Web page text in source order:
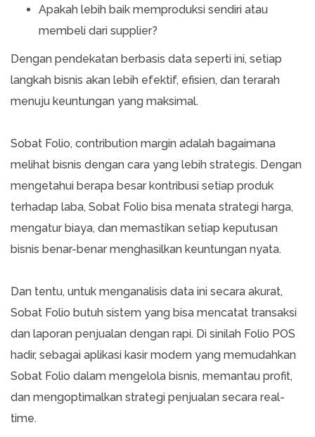
Apakah lebih baik memproduksi sendiri atau
membeli dari supplier?
Dengan pendekatan berbasis data seperti ini, setiap
langkah bisnis akan lebih efektif, efisien, dan terarah
menuju keuntungan yang maksimal.
Sobat Folio, contribution margin adalah bagaimana
melihat bisnis dengan cara yang lebih strategis. Dengan
mengetahui berapa besar kontribusi setiap produk
terhadap laba, Sobat Folio bisa menata strategi harga,
mengatur biaya, dan memastikan setiap keputusan
bisnis benar-benar menghasilkan keuntungan nyata.
Dan tentu, untuk menganalisis data ini secara akurat,
Sobat Folio butuh sistem yang bisa mencatat transaksi
dan laporan penjualan dengan rapi. Di sinilah Folio POS
hadir, sebagai aplikasi kasir modern yang memudahkan
Sobat Folio dalam mengelola bisnis, memantau profit,
dan mengoptimalkan strategi penjualan secara real-
time.